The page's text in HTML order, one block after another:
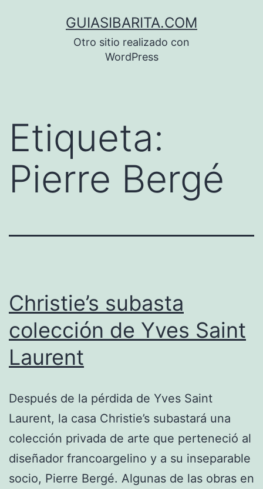
GUIASIBARITA.COM
Otro sitio realizado con
WordPress
Etiqueta:
Pierre Bergé
Christie’s subasta
colección de Yves Saint
Laurent
Después de la pérdida de Yves Saint
Laurent, la casa Christie’s subastará una
colección privada de arte que perteneció al
diseñador francoargelino y a su inseparable
socio, Pierre Bergé. Algunas de las obras en